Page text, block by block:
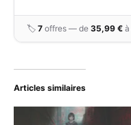
🏷 7 offres — de 35,99 € à
Articles similaires